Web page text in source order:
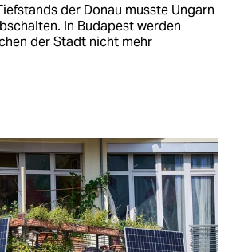
der Donau musste Ungarn
In Budapest werden
der Stadt nicht mehr